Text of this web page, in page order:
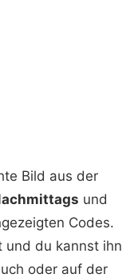
Bild aus der
und
Codes.
und du kannst ihn
oder auf der